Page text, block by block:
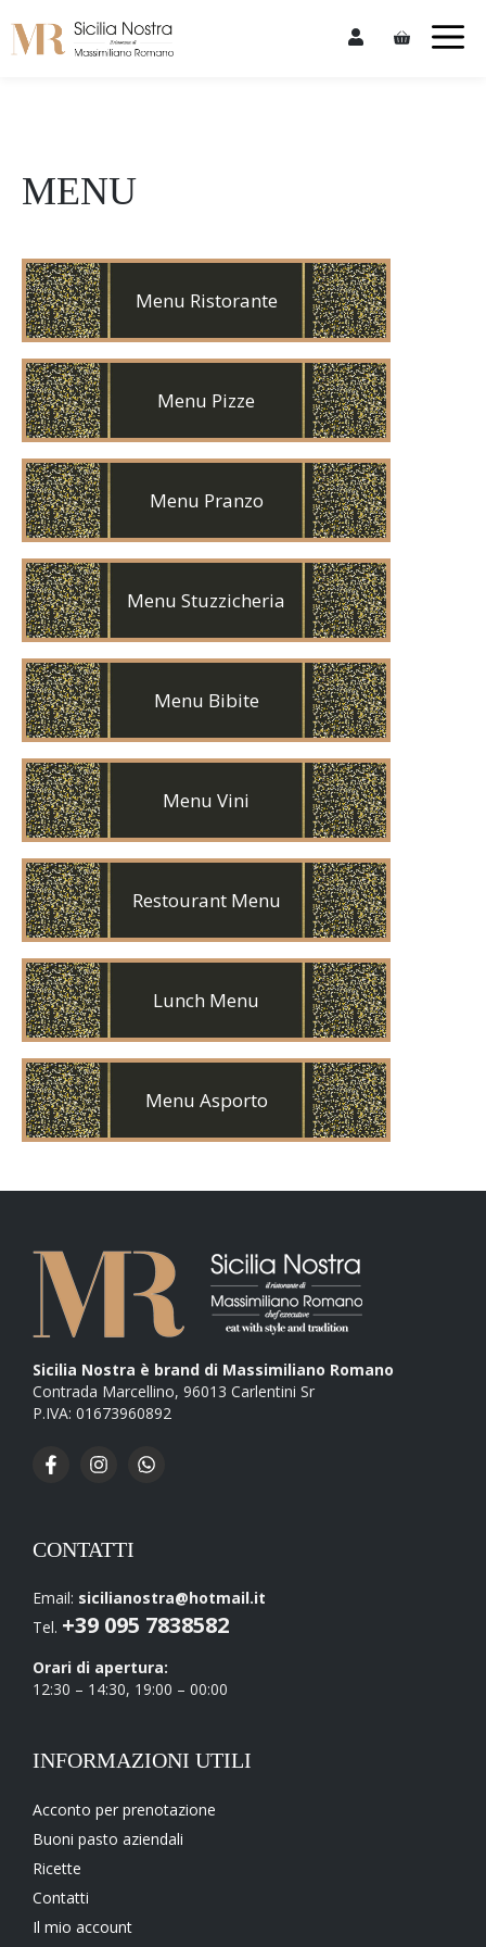
MENU
Menu Ristorante
Menu Pizze
Menu Pranzo
Menu Stuzzicheria
Menu Bibite
Menu Vini
Restourant Menu
Lunch Menu
Menu Asporto
Sicilia Nostra è brand di Massimiliano Romano
Contrada Marcellino, 96013 Carlentini Sr
P.IVA: 01673960892
CONTATTI
Email: sicilianostra@hotmail.it
Tel. +39 095 7838582
Orari di apertura:
12:30 – 14:30, 19:00 – 00:00
INFORMAZIONI UTILI
Acconto per prenotazione
Buoni pasto aziendali
Ricette
Contatti
Il mio account